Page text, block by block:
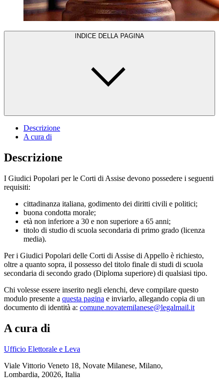
INDICE DELLA PAGINA
Descrizione
A cura di
Descrizione
I Giudici Popolari per le Corti di Assise devono possedere i seguenti
requisiti:
cittadinanza italiana, godimento dei diritti civili e politici;
buona condotta morale;
età non inferiore a 30 e non superiore a 65 anni;
titolo di studio di scuola secondaria di primo grado (licenza
media).
Per i Giudici Popolari delle Corti di Assise di Appello è richiesto,
oltre a quanto sopra, il possesso del titolo finale di studi di scuola
secondaria di secondo grado (Diploma superiore) di qualsiasi tipo.
Chi volesse essere inserito negli elenchi, deve compilare questo
modulo presente a questa pagina e inviarlo, allegando copia di un
documento di identità a: comune.novatemilanese@legalmail.it
A cura di
Ufficio Elettorale e Leva
Viale Vittorio Veneto 18, Novate Milanese, Milano,
Lombardia, 20026, Italia